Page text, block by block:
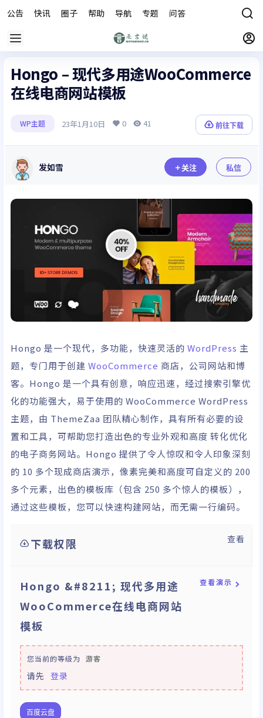
公告 快讯 圈子 帮助 导航 专题 问答
Hongo – 现代多用途WooCommerce
在线电商网站模板
WP主题 23年1月10日 0 41 前往下载
发如雪 关注 私信
Hongo 是一个现代，多功能，快速灵活的 WordPress 主
题，专门用于创建 WooCommerce 商店，公司网站和博
客。Hongo 是一个具有创意，响应迅速，经过搜索引擎优
化的功能强大，易于使用的 WooCommerce WordPress
主题，由 ThemeZaa 团队精心制作，具有所有必要的设
置和工具，可帮助您打造出色的专业外观和高度 转化优化
的电子商务网站。Hongo 提供了令人惊叹和令人印象深刻
的 10 多个现成商店演示，像素完美和高度可自定义的 200
多个元素，出色的模板库（包含 250 多个惊人的模板），
通过这些模板，您可以快速构建网站，而无需一行编码。
下载权限 查看
Hongo &#8211; 现代多用途
WooCommerce在线电商网站
模板
查看演示
您当前的等级为 游客
请先 登录
百度云盘